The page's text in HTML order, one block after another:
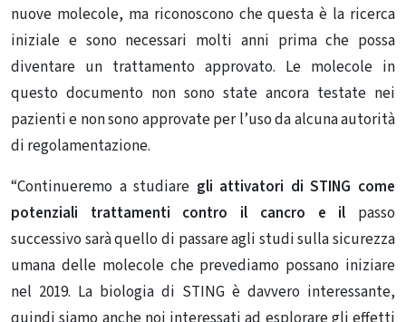
nuove molecole, ma riconoscono che questa è la ricerca
iniziale e sono necessari molti anni prima che possa
diventare un trattamento approvato. Le molecole in
questo documento non sono state ancora testate nei
pazienti e non sono approvate per l’uso da alcuna autorità
di regolamentazione.
“Continueremo a studiare gli attivatori di STING come
potenziali trattamenti contro il cancro e il passo
successivo sarà quello di passare agli studi sulla sicurezza
umana delle molecoleche prevediamo possano iniziare
nel 2019. La biologia di STING è davvero interessante,